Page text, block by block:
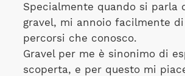
Specialmente quando si parla
gravel, mi annoio facilmente
percorsi che conosco.
Gravel per me è sinonimo di
scoperta, e per questo mi